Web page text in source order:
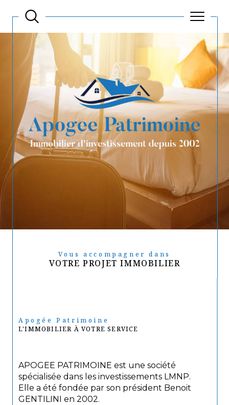
Vous accompagner dans
VOTRE PROJET IMMOBILIER
Apogée Patrimoine
L'IMMOBILIER À VOTRE SERVICE
APOGEE PATRIMOINE est une société
spécialisée dans les investissements LMNP.
Elle a été fondée par son président Benoit
GENTILINI en 2002.